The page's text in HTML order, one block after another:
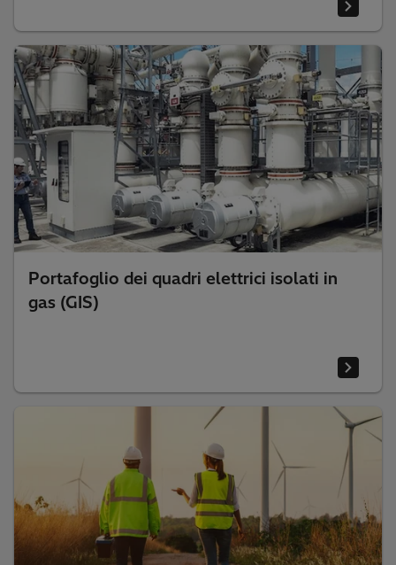
Portafoglio dei quadri elettrici isolati in
gas (GIS)